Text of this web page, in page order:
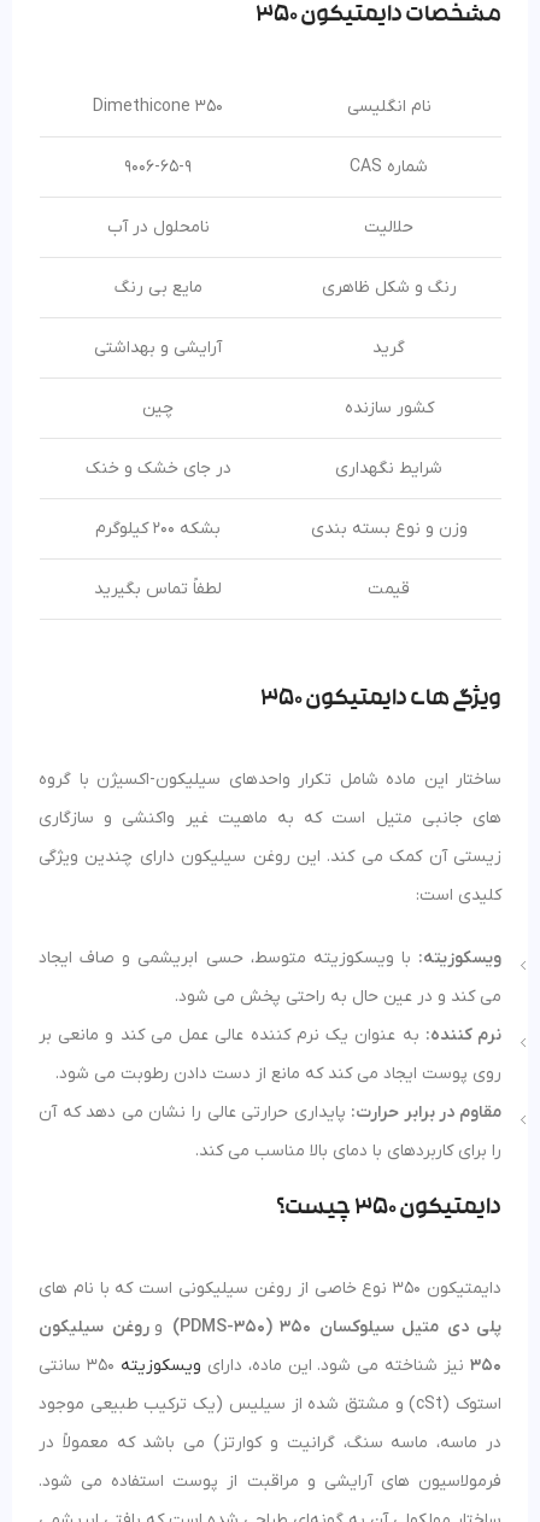
مشخصاتدایمتیکون 350
نام انگلیسی Dimethicone 350
شماره CAS 9006-65-9
حلالیت نامحلول در آب
رنگ و شکل ظاهری مایع بی رنگ
گرید آرایشی و بهداشتی
کشور سازنده چین
شرایط نگهداری در جای خشک و خنک
وزن و نوع بسته بندی بشکه 200 کیلوگرم
قیمت لطفاً تماس بگیرید
ویژگی های دایمتیکون 350
ساختار این ماده شامل تکرار واحدهای سیلیکون-اکسیژن با گروه
های جانبی متیل است که به ماهیت غیر واکنشی و سازگاری
زیستی آن کمک می کند. این روغن سیلیکون دارای چندین ویژگی
کلیدی است:
ویسکوزیته: با ویسکوزیته متوسط، حسی ابریشمی و صاف ایجاد
می کند و در عین حال به راحتی پخش می شود.
نرم کننده: به عنوان یک نرم کننده عالی عمل می کند و مانعی بر
روی پوست ایجاد می کند که مانع از دست دادن رطوبت می شود.
مقاوم در برابر حرارت: پایداری حرارتی عالی را نشان می دهد که آن
را برای کاربردهای با دمای بالا مناسب می کند.
دایمتیکون 350 چیست؟
دایمتیکون 350 نوع خاصی از روغن سیلیکونی است که با نام های
پلی دی متیل سیلوکسان 350 (PDMS-350)
وروغن سیلیکون
350نیز شناخته می شود. این ماده، دارای ویسکوزیته
350 سانتی
استوک (cSt) و مشتق شده از سیلیس (یک ترکیب طبیعی موجود
در ماسه، ماسه سنگ، گرانیت و کوارتز) می باشد که معمولاً در
فرمولاسیون های آرایشی و مراقبت از پوست استفاده می شود.